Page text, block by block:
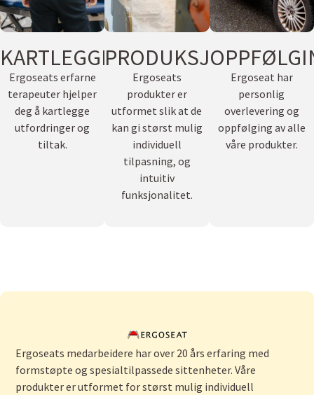
KARTLEGGING
Ergoseats erfarne
terapeuter hjelper
deg å kartlegge
utfordringer og
tiltak.
PRODUKSJON
Ergoseats
produkter er
utformet slik at de
kan gi størst mulig
individuell
tilpasning, og
intuitiv
funksjonalitet.
Ergoseat har
personlig
overlevering og
oppfølging av alle
våre produkter.
Ergoseats medarbeidere har over 20 års erfaring med
formstøpte og spesialtilpassede sittenheter. Våre
produkter er utformet for størst mulig individuell